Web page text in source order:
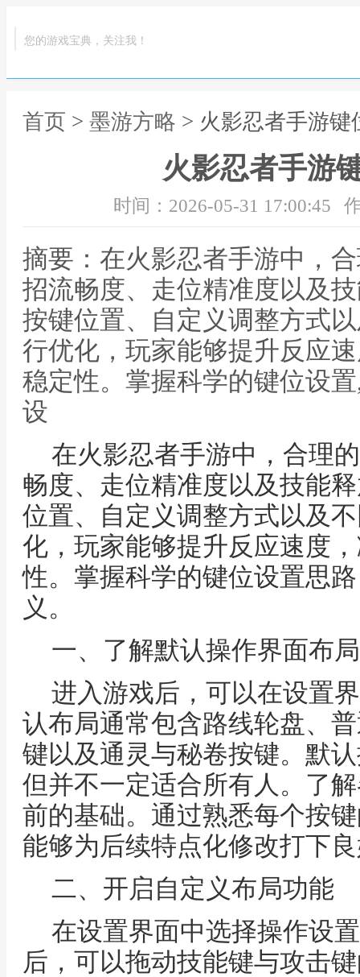
您的游戏宝典，关注我！
首页 > 墨游方略 > 火影忍者手游键
火影忍者手游
时间：2026-05-31 17:00:45
摘要：在火影忍者手游中，
招流畅度、走位精准度以及
按键位置、自定义调整方式
行优化，玩家能够提升反应
稳定性。掌握科学的键位设
设
在火影忍者手游中，合理
畅度、走位精准度以及技能
位置、自定义调整方式以及
化，玩家能够提升反应速度
性。掌握科学的键位设置思
义。
一、了解默认操作界面布局
进入游戏后，可以在设置
认布局通常包含路线轮盘、
键以及通灵与秘卷按键。默
但并不一定适合所有人。了
前的基础。通过熟悉每个按
能够为后续特点化修改打下
二、开启自定义布局功能
在设置界面中选择操作设
后，可以拖动技能键与攻击